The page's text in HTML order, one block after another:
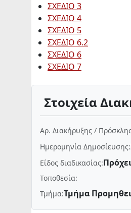
ΣΧΕΔΙΟ 3
ΣΧΕΔΙΟ 4
ΣΧΕΔΙΟ 5
ΣΧΕΔΙΟ 6.2
ΣΧΕΔΙΟ 6
ΣΧΕΔΙΟ 7
Στοιχεία
Αρ. Διακήρυξης /
Ημερομηνία Δημοσίευσης:
Είδος διαδικασίας:
Τοποθεσία:
Τμήμα:Τμήμα